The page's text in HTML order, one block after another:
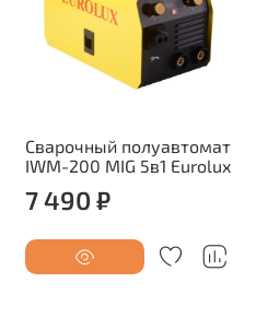
Сварочный полуавтомат
IWM-200 MIG 5в1 Eurolux
7 490 ₽